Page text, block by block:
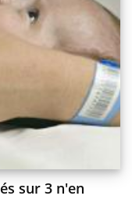
sur 3 n'en